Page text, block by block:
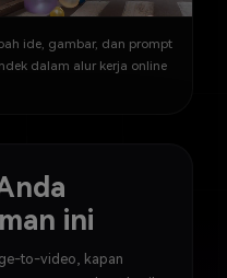
ide, gambar, dan prompt
dalam alur kerja online
ini
to-video, kapan